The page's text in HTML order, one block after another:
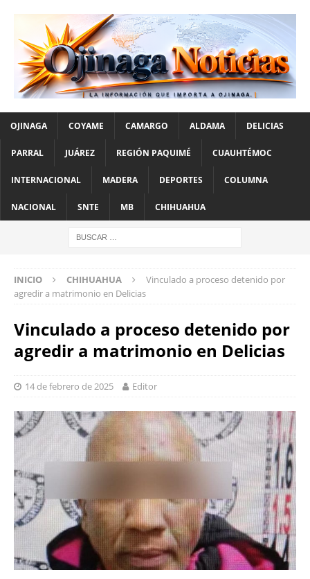
OJINAGA COYAME CAMARGO ALDAMA DELICIAS
PARRAL JUÁREZ REGIÓN PAQUIMÉ CUAUHTÉMOC
INTERNACIONAL MADERA DEPORTES COLUMNA
NACIONAL SNTE MB CHIHUAHUA
INICIO CHIHUAHUA
Vinculado a proceso detenido por
agredir a matrimonio en Delicias
Vinculado a proceso detenido por
agredir a matrimonio en Delicias
14 de febrero de 2025 Editor